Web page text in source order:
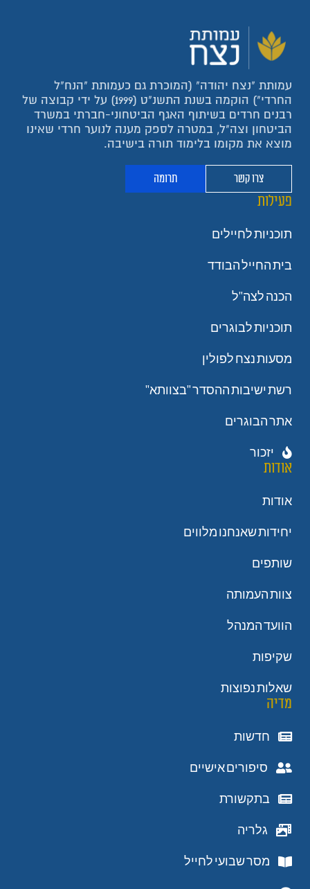
עמותת "נצח יהודה" (המוכרת גם כעמותת "הנח"ל
החרדי") הוקמה בשנת התשנ"ט (1999) על ידי קבוצה של
רבנים חרדים בשיתוף האגף הביטחוני-חברתי במשרד
הביטחון וצה"ל, במטרה לספק מענה לנוער חרדי שאינו
מוצא את מקומו בלימוד תורה בישיבה.
צרו קשר תרומה
פעילות
תוכניות לחיילים
בית החייל הבודד
הכנה לצה"ל
תוכניות לבוגרים
מסעות נצח לפולין
רשת ישיבות ההסדר "בצוותא"
אתר הבוגרים
יזכור
אודות
אודות
יחידות שאנחנו מלווים
שותפים
צוות העמותה
הוועד המנהל
שקיפות
שאלות נפוצות
מדיה
חדשות
סיפורים אישיים
בתקשורת
גלריה
מסר שבועי לחייל